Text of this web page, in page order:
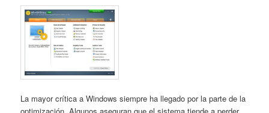
La mayor crítica a Windows siempre ha llegado por la parte de la